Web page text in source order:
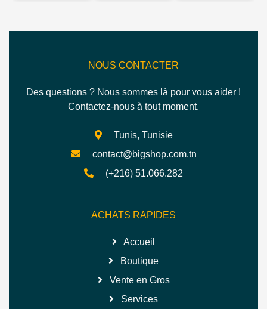
NOUS CONTACTER
Des questions ? Nous sommes là pour vous aider !
Contactez-nous à tout moment.
Tunis, Tunisie
contact@bigshop.com.tn
(+216) 51.066.282
ACHATS RAPIDES
Accueil
Boutique
Vente en Gros
Services